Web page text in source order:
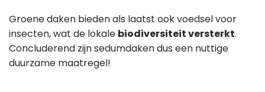
Groene daken bieden als laatst ook voedsel voor
insecten, wat de lokale biodiversiteit versterkt.
Concluderend zijn sedumdaken dus een nuttige
duurzame maatregel!